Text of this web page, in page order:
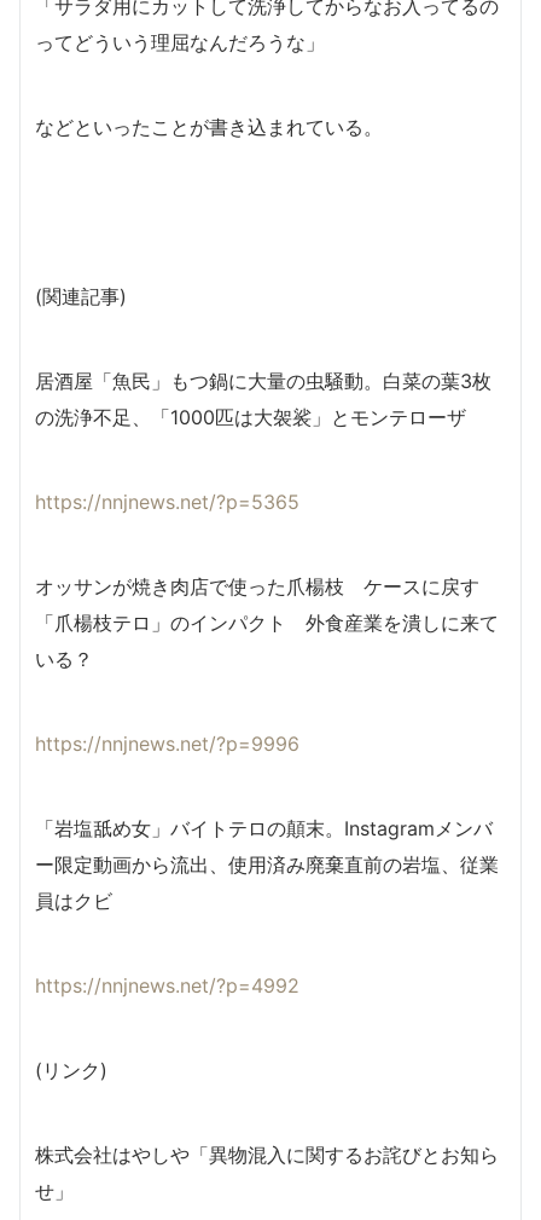
「サラダ用にカットして洗浄してからなお入ってるの
ってどういう理屈なんだろうな」
などといったことが書き込まれている。
(関連記事)
居酒屋「魚民」もつ鍋に大量の虫騒動。白菜の葉3枚
の洗浄不足、「1000匹は大袈裟」とモンテローザ
https://nnjnews.net/?p=5365
オッサンが焼き肉店で使った爪楊枝 ケースに戻す
「爪楊枝テロ」のインパクト 外食産業を潰しに来て
いる？
https://nnjnews.net/?p=9996
「岩塩舐め女」バイトテロの顛末。Instagramメンバ
ー限定動画から流出、使用済み廃棄直前の岩塩、従業
員はクビ
https://nnjnews.net/?p=4992
(リンク)
株式会社はやしや「異物混入に関するお詫びとお知ら
せ」